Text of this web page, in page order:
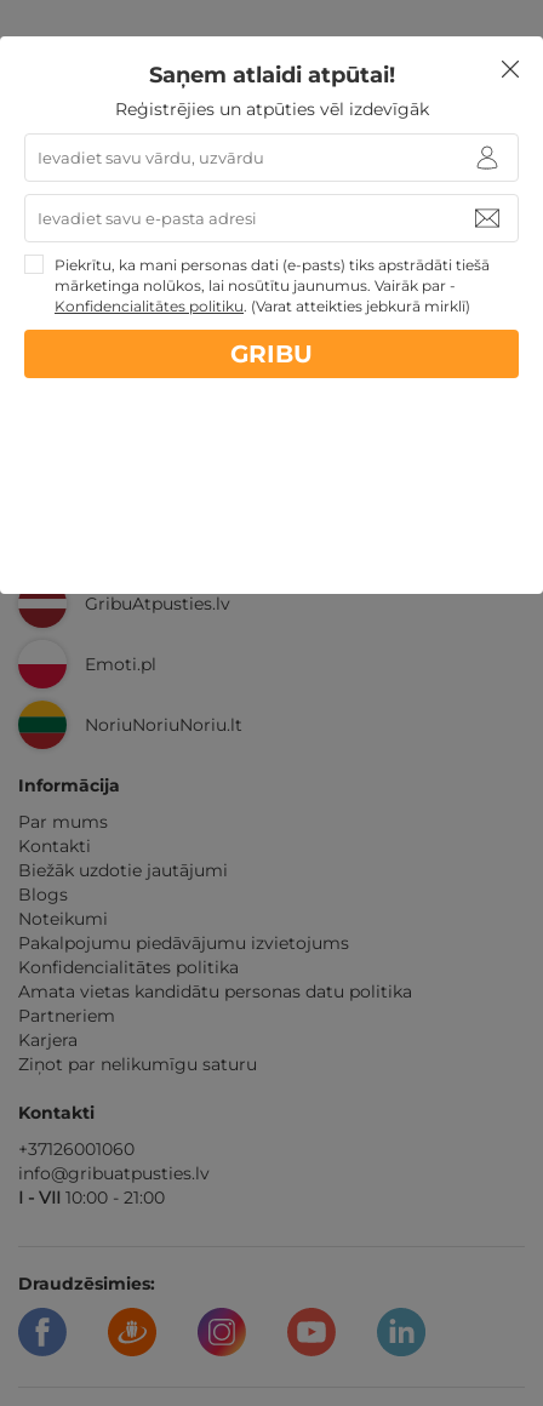
Ziemassvētku dāvanas Atpūta pie jūras
Atpūtai Līgo svētkos
Atpūta diviem
Unikālas atpūtas vietas vasarai
Nekādasapkalpošanas un administrācijasmaksas
14 dienunaudas atmaksas garantija
GribuAtpusties.lv
Emoti.pl
NoriuNoriuNoriu.lt
Informācija
Par mums
Kontakti
Biežāk uzdotie jautājumi
Blogs
Noteikumi
Pakalpojumu piedāvājumu izvietojums
Konfidencialitātes politika
Amata vietas kandidātu personas datu politika
Partneriem
Karjera
Ziņot par nelikumīgu saturu
Kontakti
+37126001060
info@gribuatpusties.lv
I - VII 10:00 - 21:00
Draudzēsimies:
Saņem atlaidi atpūtai!
Reģistrējies un atpūties vēl izdevīgāk
Piekrītu, ka mani personas dati (e-pasts) tiks apstrādāti tiešā
mārketinga nolūkos, lai nosūtītu jaunumus. Vairāk par -
Konfidencialitātes politiku. (Varat atteikties jebkurā mirklī)
GRIBU